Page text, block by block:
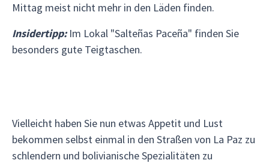
Mittag meist nicht mehr in den Läden finden.
Insidertipp:Im Lokal "Salteñas Paceña" finden Sie
besonders gute Teigtaschen.
Vielleicht haben Sie nun etwas Appetit und Lust
bekommen selbst einmal in den Straßen von La Paz zu
schlendern und bolivianische Spezialitäten zu